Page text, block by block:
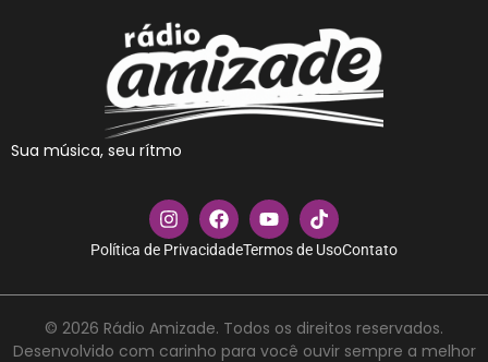
Sua música, seu rítmo
Política de PrivacidadeTermos de UsoContato
© 2026 Rádio Amizade. Todos os direitos reservados.
Desenvolvido com carinho para você ouvir sempre a melhor